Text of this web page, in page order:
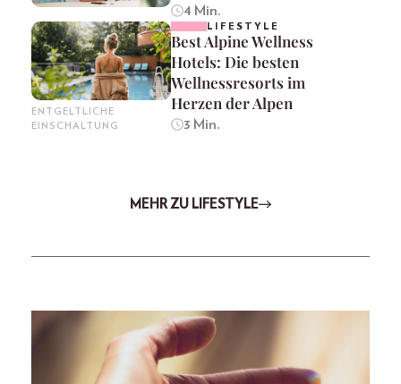
4 Min.
ENTGELTLICHE
EINSCHALTUNG
LIFESTYLE
Best Alpine Wellness
Hotels: Die besten
Wellnessresorts im
Herzen der Alpen
3 Min.
MEHR ZU LIFESTYLE